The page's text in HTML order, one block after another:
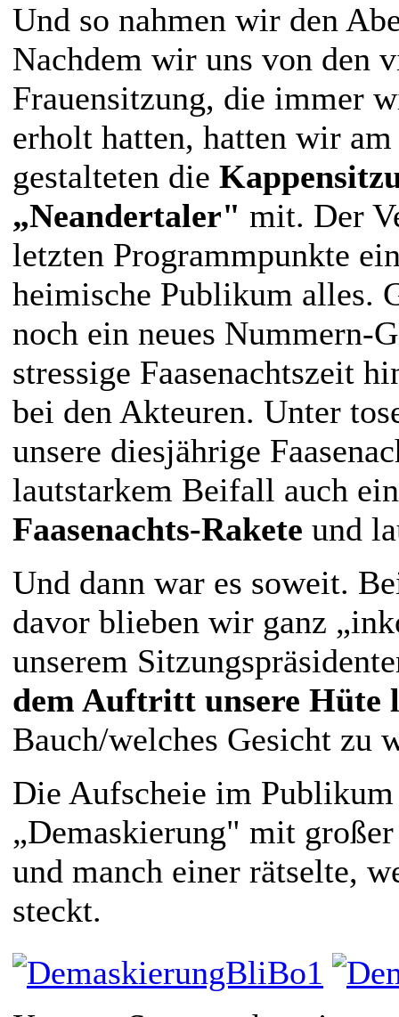
Und so nahmen wir den
Nachdem wir uns von den
Frauensitzung, die immer
erholt hatten, hatten wir
gestalteten die
„Neandertaler" mit. Der
letzten Programmpunkte
heimische Publikum alles.
noch ein neues Nummern-
stressige Faasenachtszeit
bei den Akteuren. Unter
unsere diesjährige
lautstarkem Beifall auch
Faasenachts-Rakete und
Und dann war es soweit.
davor blieben wir ganz
unserem
dem Auftritt unsere Hüte
Bauch/welches Gesicht zu
Die Aufscheie im Publikum
„Demaskierung" mit
und manch einer rätselte,
steckt.